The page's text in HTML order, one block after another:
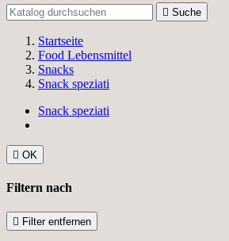
 Suche
Startseite
Food Lebensmittel
Snacks
Snack speziati
Snack speziati
 OK
Filtern nach
 Filter entfernen